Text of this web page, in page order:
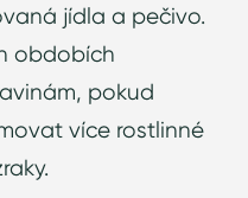
jídla a pečivo.
obdobích
pokud
více rostlinné